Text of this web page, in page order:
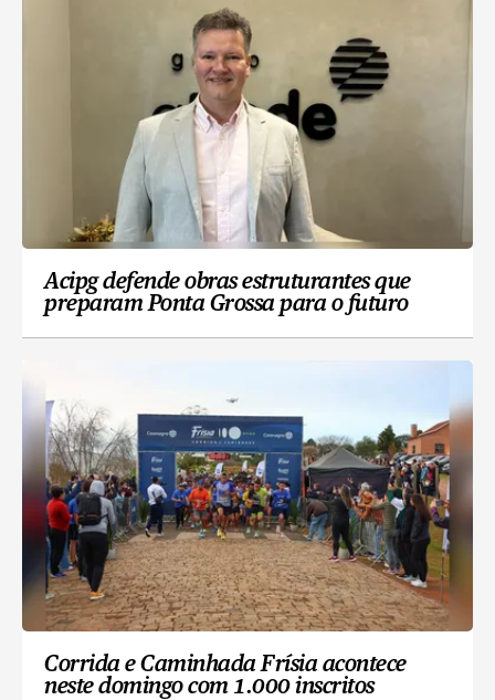
Acipg defende obras estruturantes que
preparam Ponta Grossa para o futuro
Corrida e Caminhada Frísia acontece
neste domingo com 1.000 inscritos